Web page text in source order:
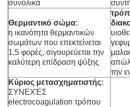
συνολικά
Θερμαντικό σώμα:
η ικανότητα θερμαντικών
σωμάτων που επεκτείνεται
1,5 φορές, σιγουρεύεται την
καλύτερη επίδραση ψύξης
την
Κύριος μετασχηματιστής:
ΣΥΝΕΧΈΣ
electrocoagulation τρόπου